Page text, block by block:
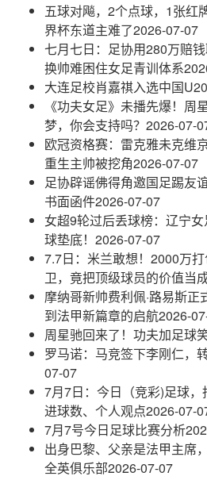
五球对飚，2个点球，1张红
界杯东道主难了2026-07-07
七月七日：足协用280万赔
换帅难困住女足青训体系
大连足校肖嘉祺入选中国U
《功夫女足》未播先爆！周
梦，你会支持吗？ 2026-07-
欧冠资格赛：雷克雅未克维
重生主帅被挖角2026-07-07
足协辟谣佛得角邀国足踢友
书面函件2026-07-07
女超9轮过后丢球榜：辽宁
球垫底！ 2026-07-07
7.7日：米兰敢想！2000万
卫，竟把顶级球员的价值当
摩纳哥新帅费利佩·路易斯
到法甲新篇章的启航2026-
周星驰回来了！功夫加足球
罗马诺：马竞签下李刚仁，
07-07
7月7日：今日（竞彩)足球，
进球数、个人观点2026-07-
7月7号今日足球比赛分析
出身巴黎、父亲是法甲主席
全英俱乐部2026-07-07